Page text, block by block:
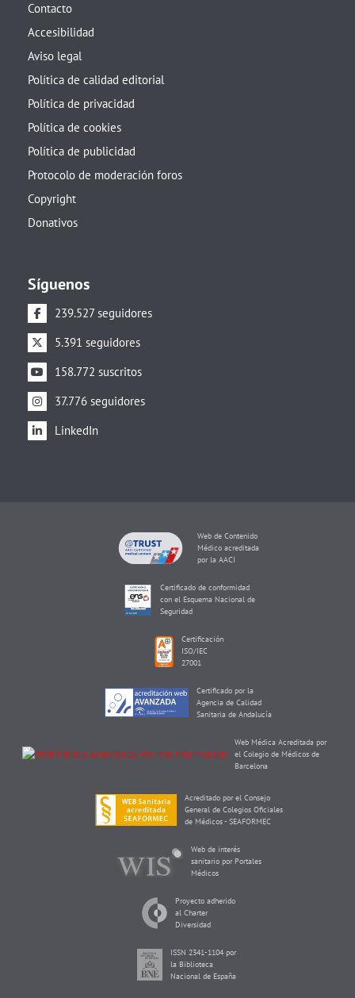
Contacto
Accesibilidad
Aviso legal
Política de calidad editorial
Política de privacidad
Política de cookies
Política de publicidad
Protocolo de moderación foros
Copyright
Donativos
Síguenos
239.527 seguidores
5.391 seguidores
158.772 suscritos
37.776 seguidores
LinkedIn
Web de Contenido
Médico acreditada
por la AACI
Certificado de conformidad
con el Esquema Nacional de
Seguridad
Certificación
ISO/IEC
27001
Certificado por la
Agencia de Calidad
Sanitaria de Andalucía
Web Médica Acreditada por
el Colegio de Médicos de
Barcelona
Acreditado por el Consejo
General de Colegios Oficiales
de Médicos - SEAFORMEC
Web de interés
sanitario por Portales
Médicos
Proyecto adherido
al Charter
Diversidad
ISSN 2341-1104 por
la Biblioteca
Nacional de España